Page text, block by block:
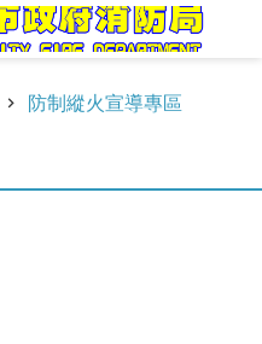
防制縱火宣導專區